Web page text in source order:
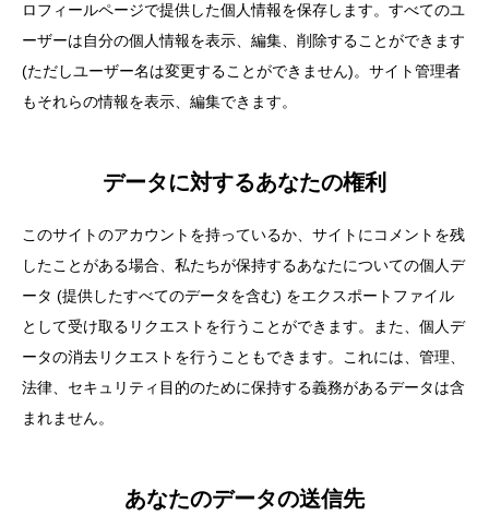
ロフィールページで提供した個人情報を保存します。すべてのユ
ーザーは自分の個人情報を表示、編集、削除することができます
(ただしユーザー名は変更することができません)。サイト管理者
もそれらの情報を表示、編集できます。
データに対するあなたの権利
このサイトのアカウントを持っているか、サイトにコメントを残
したことがある場合、私たちが保持するあなたについての個人デ
ータ (提供したすべてのデータを含む) をエクスポートファイル
として受け取るリクエストを行うことができます。また、個人デ
ータの消去リクエストを行うこともできます。これには、管理、
法律、セキュリティ目的のために保持する義務があるデータは含
まれません。
あなたのデータの送信先